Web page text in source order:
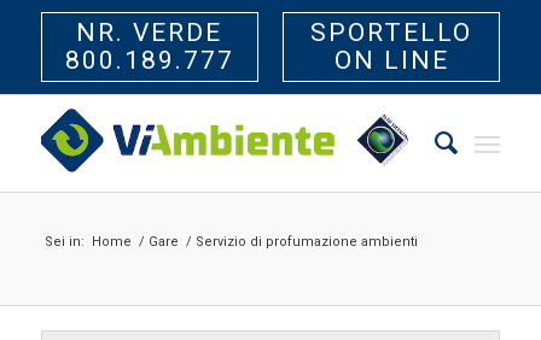
NR. VERDE
800.189.777
SPORTELLO
ON LINE
Sei in: Home / Gare / Servizio di profumazione ambienti